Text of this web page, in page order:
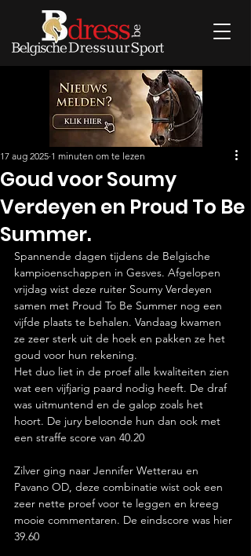
Goud voor Soumy
Verdeyen en Proud To Be
Summer.
17 aug 2025 1 minuten om te lezen
Spannende dagen tijdens de Belgische
kampioenschappen in Gesves. Afgelopen
vrijdag wist deze ruiter Soumy Verdeyen
samen met Proud To Be Summer nog een
vijfde plaats te behalen. Vandaag kwamen
ze zeer sterk uit de hoek en pakken ze het
goud voor hun rekening.
Het duo liet in de proef alle kwaliteiten zien
wat een vijfjarig paard nodig heeft. De draf
was uitmuntend en de galop zoals het
hoort. De jury beloonde hun dan ook met
een straffe score van 40.20
Zilver ging naar Jennifer Wetterau en
Pavano OD, deze combinatie wist ook een
zeer nette proef voor te leggen en kreeg
mooie commentaren. De eindscore was hier
39.60